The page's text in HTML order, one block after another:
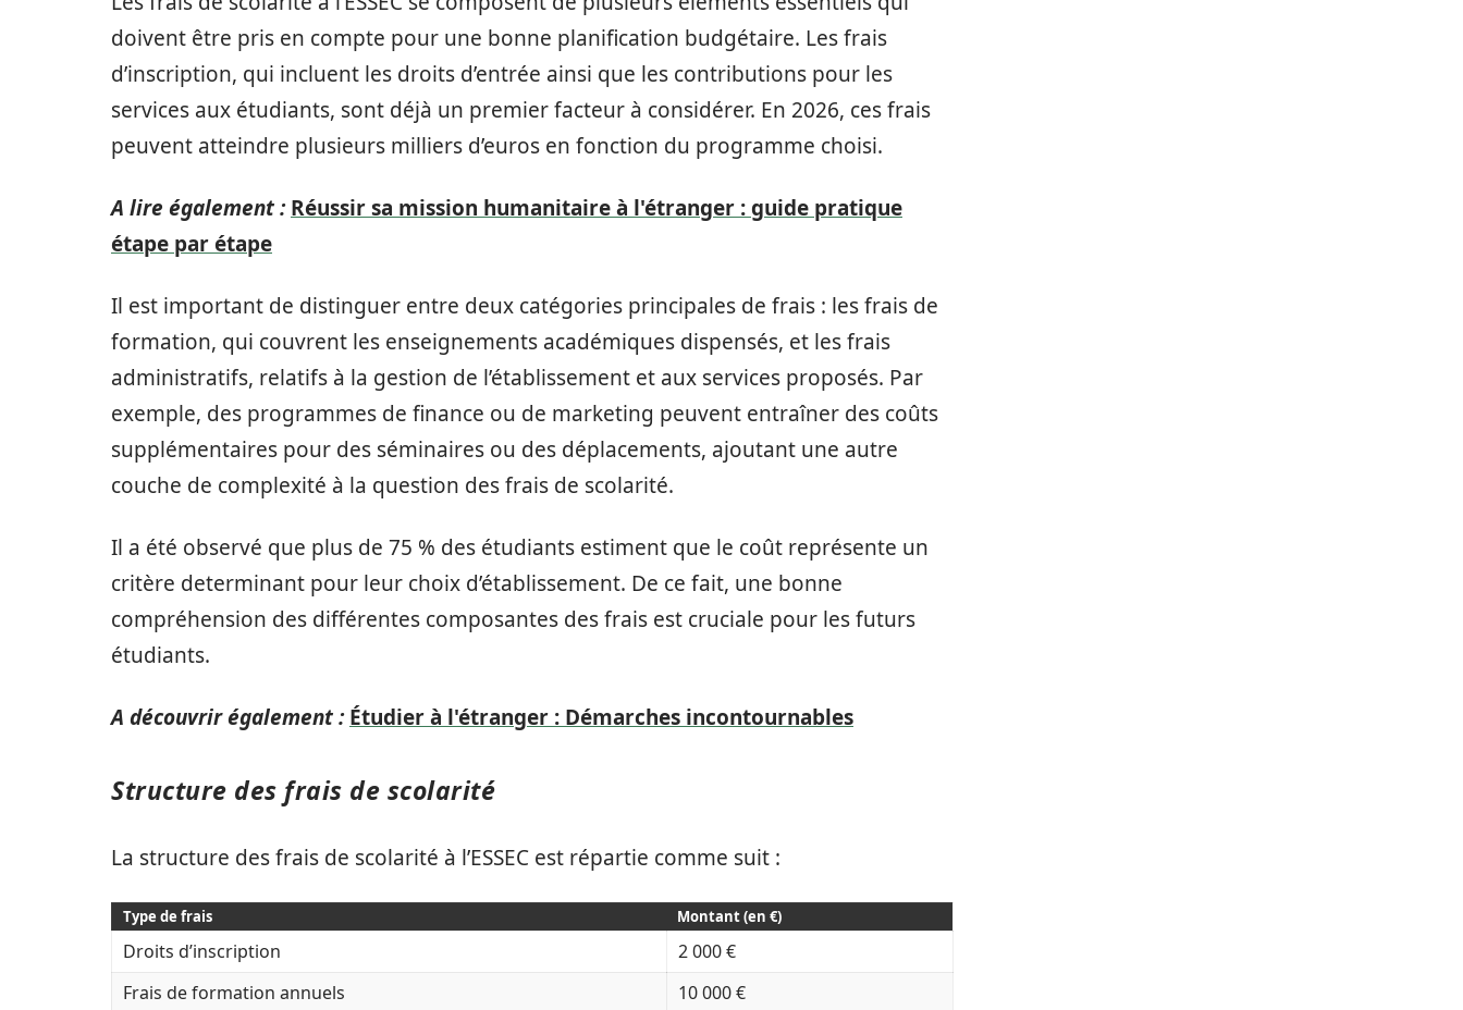
doivent être pris en compte pour une bonne planification budgétaire. Les frais
d’inscription, qui incluent les droits d’entrée ainsi que les contributions pour les
services aux étudiants, sont déjà un premier facteur à considérer. En 2026, ces frais
peuvent atteindre plusieurs milliers d’euros en fonction du programme choisi.
A lire également : Réussir sa mission humanitaire à l'étranger : guide pratique
étape par étape
Il est important de distinguer entre deux catégories principales de frais : les frais de
formation, qui couvrent les enseignements académiques dispensés, et les frais
administratifs, relatifs à la gestion de l’établissement et aux services proposés. Par
exemple, des programmes de finance ou de marketing peuvent entraîner des coûts
supplémentaires pour des séminaires ou des déplacements, ajoutant une autre
couche de complexité à la question des frais de scolarité.
Il a été observé que plus de 75 % des étudiants estiment que le coût représente un
critère determinant pour leur choix d’établissement. De ce fait, une bonne
compréhension des différentes composantes des frais est cruciale pour les futurs
étudiants.
A découvrir également : Étudier à l'étranger : Démarches incontournables
Structure des frais de scolarité
La structure des frais de scolarité à l’ESSEC est répartie comme suit :
Type de frais Montant (en €)
Droits d’inscription
2 000 €
Frais de formation annuels
10 000 €